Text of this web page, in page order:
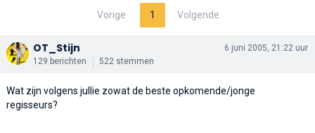
Vorige 1 Volgende
OT_Stijn
129 berichten 522 stemmen
6 juni 2005, 21:22 uur
Wat zijn volgens jullie zowat de beste opkomende/jonge
regisseurs?